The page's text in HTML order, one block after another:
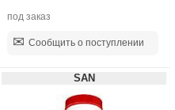
под заказ
Сообщить о поступлении
SAN